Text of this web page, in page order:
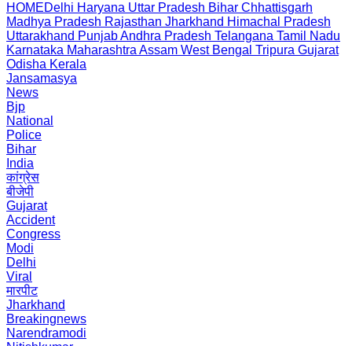
HOMEDelhi Haryana Uttar Pradesh Bihar Chhattisgarh
Madhya Pradesh Rajasthan Jharkhand Himachal Pradesh
Uttarakhand PunjabAndhra Pradesh Telangana Tamil Nadu
Karnataka Maharashtra Assam West Bengal Tripura Gujarat
Odisha Kerala
Jansamasya
News
Bjp
National
Police
Bihar
India
कांग्रेस
बीजेपी
Gujarat
Accident
Congress
Modi
Delhi
Viral
मारपीट
Jharkhand
Breakingnews
Narendramodi